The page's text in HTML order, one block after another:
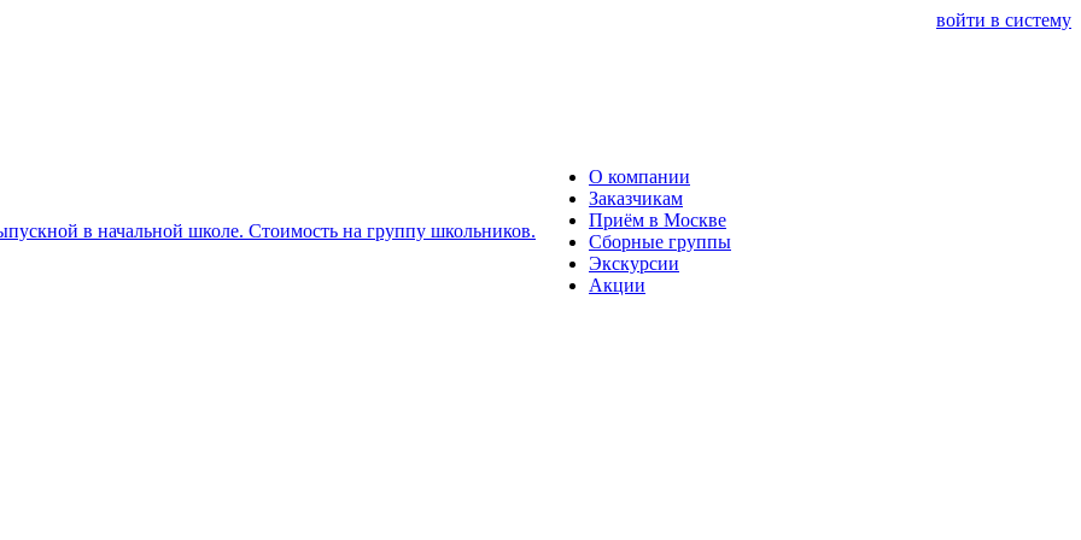
войти в систему
О компании
Заказчикам
Приём в Москве
Сборные группы
Экскурсии
Акции